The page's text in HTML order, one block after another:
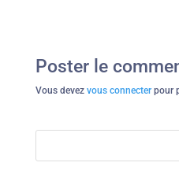
Poster le
Vous devez vous connecterpour